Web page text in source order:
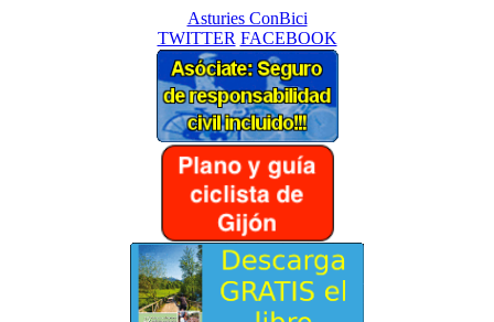
Asturies ConBici
TWITTER FACEBOOK